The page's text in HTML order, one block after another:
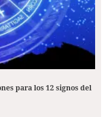
para los 12 signos del